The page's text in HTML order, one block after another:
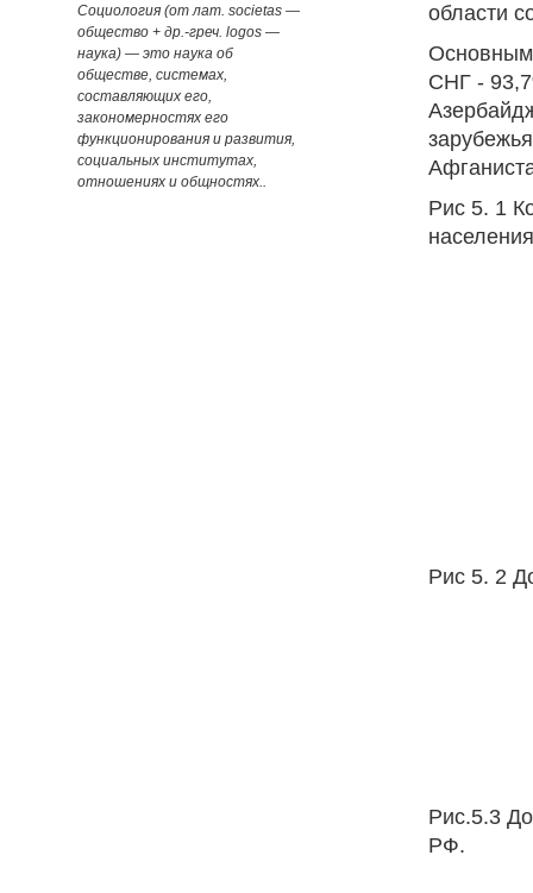
Социология (от лат. societas —
общество + др.-греч. logos —
наука) — это наука об
обществе, системах,
составляющих его,
закономерностях его
функционирования и развития,
социальных институтах,
отношениях и общностях..
области
СНГ -
Рис 5. 1
Рис 5. 2
Рис.5.3
РФ.